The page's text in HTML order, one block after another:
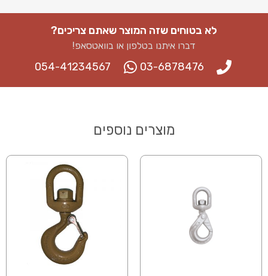
לא בטוחים שזה המוצר שאתם צריכים?
דברו איתנו בטלפון או בוואטסאפ​!
03-6878476
054-41234567
מוצרים נוספים